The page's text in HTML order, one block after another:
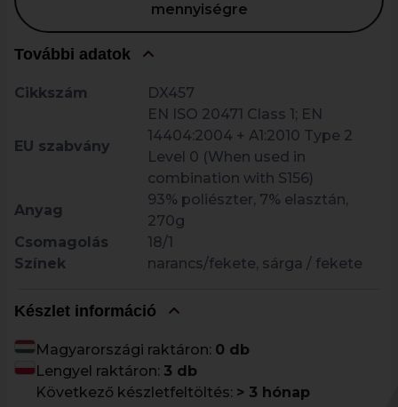
mennyiségre
További adatok
Cikkszám DX457
EU szabvány
EN ISO 20471 Class 1; EN
14404:2004 + A1:2010 Type 2
Level 0 (When used in
combination with S156)
Anyag
93% poliészter, 7% elasztán,
270g
Csomagolás
18/1
Színek
narancs/fekete, sárga / fekete
Készlet információ
Magyarországi raktáron: 0 db
Lengyel raktáron: 3 db
Következő készletfeltöltés: > 3 hónap